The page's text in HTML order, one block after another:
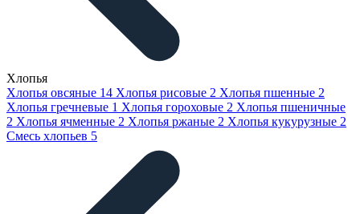
Хлопья
Хлопья овсяные 14 Хлопья рисовые 2 Хлопья пшенные 2
Хлопья гречневые 1 Хлопья гороховые 2 Хлопья пшеничные
2 Хлопья ячменные 2 Хлопья ржаные 2 Хлопья кукурузные 2
Смесь хлопьев 5